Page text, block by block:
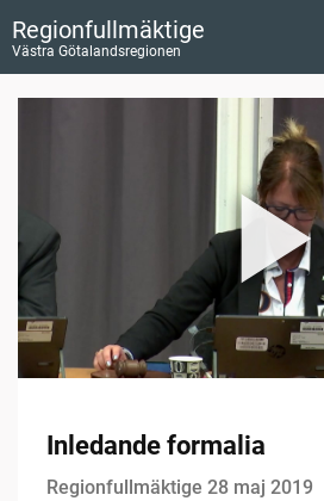
Regionfullmäktige
Västra Götalandsregionen
Inledande formalia
Regionfullmäktige 28 maj 2019